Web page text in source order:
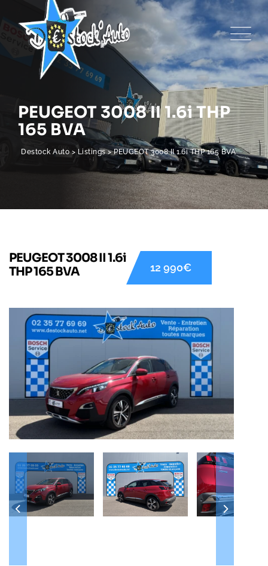
PEUGEOT 3008 II 1.6i THP
165 BVA
Destock Auto> Listings>PEUGEOT 3008 II 1.6i THP 165 BVA
PEUGEOT 3008 II 1.6i
THP 165 BVA
12 990€